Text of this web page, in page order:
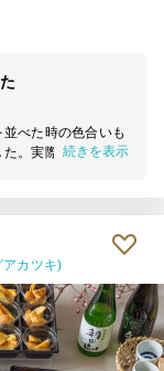
フォーマンスが
かさもあり、準備
するのは大変なの
と感じました。
べた時の色合いも
。実際皆様から
続きを表示
カツキ)